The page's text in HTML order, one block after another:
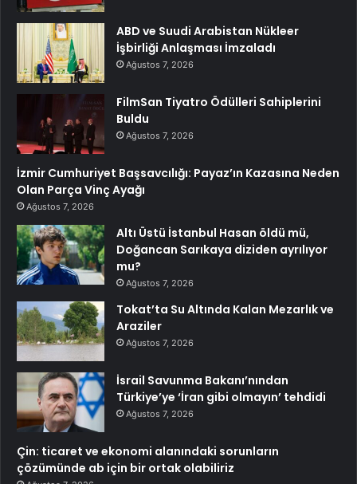
ABD ve Suudi Arabistan Nükleer
İşbirliği Anlaşması İmzaladı
Ağustos 7, 2026
FilmSan Tiyatro Ödülleri Sahiplerini
Buldu
Ağustos 7, 2026
İzmir Cumhuriyet Başsavcılığı: Payaz’ın Kazasına Neden
Olan Parça Vinç Ayağı
Ağustos 7, 2026
Altı Üstü İstanbul Hasan öldü mü,
Doğancan Sarıkaya diziden ayrılıyor
mu?
Ağustos 7, 2026
Tokat’ta Su Altında Kalan Mezarlık ve
Araziler
Ağustos 7, 2026
İsrail Savunma Bakanı’nından
Türkiye’ye ‘İran gibi olmayın’ tehdidi
Ağustos 7, 2026
Çin: ticaret ve ekonomi alanındaki sorunların
çözümünde ab için bir ortak olabiliriz